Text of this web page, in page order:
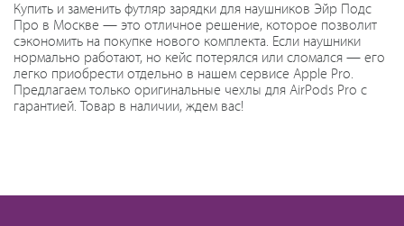
Купить и заменить футляр зарядки для наушников Эйр Подс
Про в Москве — это отличное решение, которое позволит
сэкономить на покупке нового комплекта. Если наушники
нормально работают, но кейс потерялся или сломался — его
легко приобрести отдельно в нашем сервисе Apple Pro.
Предлагаем только оригинальные чехлы для AirPods Pro с
гарантией. Товар в наличии, ждем вас!